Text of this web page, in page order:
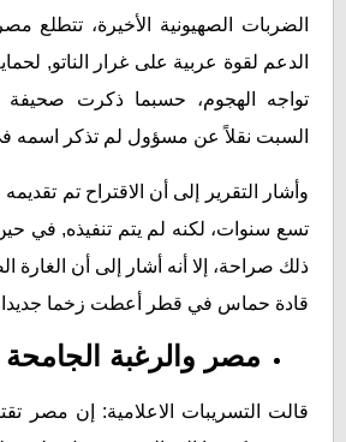
الضربات الصهيونية الأخيرة، تتطلع
الدعم لقوة عربية على غرار الناتو,
تواجه الهجوم، حسبما ذكرت صحيفة
السبت نقلاً عن مسؤول لم تذكر اسمه
وأشار التقرير إلى أن الاقتراح تم
تسع سنوات، لكنه لم يتم تنفيذه, في
ذلك صراحة، إلا أنه أشار إلى أن الغارة
قادة حماس في قطر أعطت زخما جديدا
مصر والرغبة الجامحة